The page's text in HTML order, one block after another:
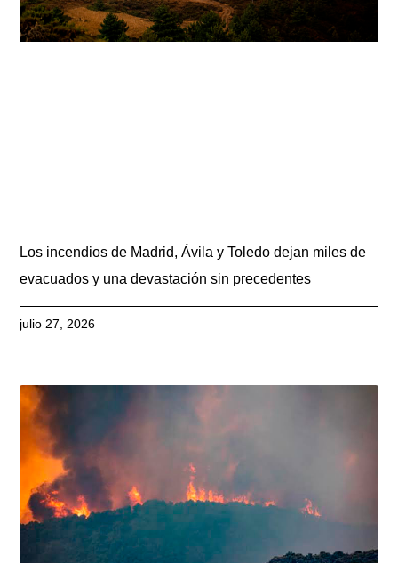
Los incendios de Madrid, Ávila y Toledo dejan miles de
evacuados y una devastación sin precedentes
julio 27, 2026